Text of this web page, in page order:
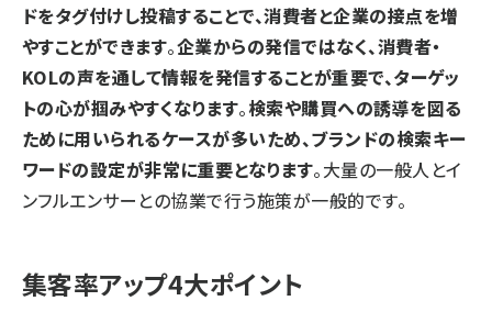
ドをタグ付けし投稿することで、消費者と企業の接点を増
やすことができます。企業からの発信ではなく、消費者・
KOLの声を通して情報を発信することが重要で、ターゲッ
トの心が掴みやすくなります。検索や購買への誘導を図る
ために用いられるケースが多いため、ブランドの検索キー
ワードの設定が非常に重要となります。大量の一般人とイ
ンフルエンサーとの協業で行う施策が一般的です。
集客率アップ4大ポイント